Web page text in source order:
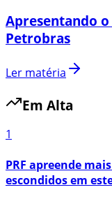
Apresentando
Petrobras
Ler matéria
Em Alta
1
PRF apreende
escondidos em